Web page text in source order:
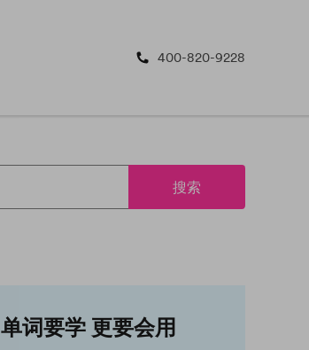
400-820-9228
搜索
单词要学 更要会用